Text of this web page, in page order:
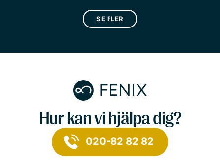
SE FLER
Hur kan vi hjälpa dig?
020-82 82 82